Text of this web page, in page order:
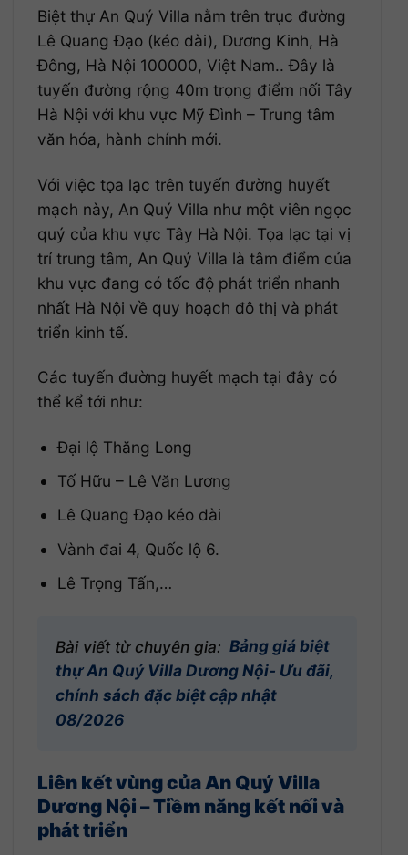
Biệt thự An Quý Villa nằm trên trục đường
Lê Quang Đạo (kéo dài), Dương Kinh, Hà
Đông, Hà Nội 100000, Việt Nam.. Đây là
tuyến đường rộng 40m trọng điểm nối Tây
Hà Nội với khu vực Mỹ Đình – Trung tâm
văn hóa, hành chính mới.
Với việc tọa lạc trên tuyến đường huyết
mạch này, An Quý Villa như một viên ngọc
quý của khu vực Tây Hà Nội. Tọa lạc tại vị
trí trung tâm, An Quý Villa là tâm điểm của
khu vực đang có tốc độ phát triển nhanh
nhất Hà Nội về quy hoạch đô thị và phát
triển kinh tế.
Các tuyến đường huyết mạch tại đây có
thể kể tới như:
Đại lộ Thăng Long
Tố Hữu – Lê Văn Lương
Lê Quang Đạo kéo dài
Vành đai 4, Quốc lộ 6.
Lê Trọng Tấn,…
Bài viết từ chuyên gia: Bảng giá biệt
thự An Quý Villa Dương Nội- Ưu đãi,
chính sách đặc biệt cập nhật
08/2026
Liên kết vùng của An Quý Villa
Dương Nội – Tiềm năng kết nối và
phát triển